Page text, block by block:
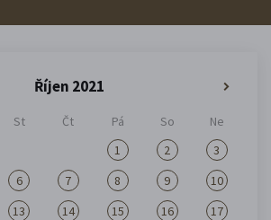
Říjen 2021
St Čt Pá So
Ne
1
2
3
6 7 8 9
10
13 14 15 16
17